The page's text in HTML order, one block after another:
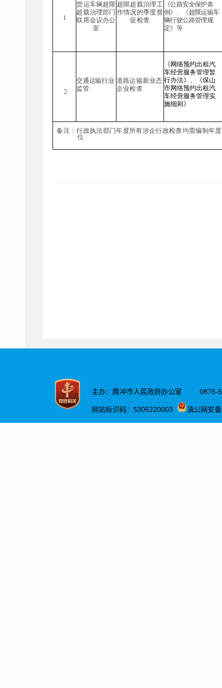
1
货运车辆超限
超载治理部门
联席会议办公
室
超限超载治理工
作情况的季度督
促检查
《公路安全保护条
例 》、《超限运输车
辆行驶公路管理规
定》 等
2
交通运输行业
监管
道路运输新业态
企业检查
《网络预约出租汽
车经营服务管理暂
行办法》、
《保山
市网络预约出租汽
车经营服务管理实
施细则》
备注：行政执法部门年度所有涉企行政检查均需编制年
位